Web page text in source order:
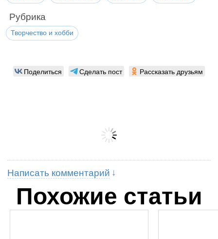
Рубрика
Творчество и хобби
Поделиться Сделать пост Рассказать друзьям
Написать комментарий
Похожие статьи